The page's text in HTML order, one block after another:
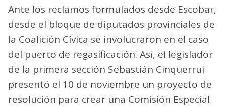
Ante los reclamos formulados desde Escobar,
desde el bloque de diputados provinciales de
la Coalición Cívica se involucraron en el caso
del puerto de regasificación. Así, el legislador
de la primera sección Sebastián Cinquerrui
presentó el 10 de noviembre un proyecto de
resolución para crear una Comisión Especial